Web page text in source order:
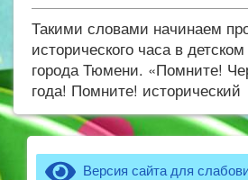
Такими словами начинаем
исторического часа в
города Тюмени. «Помните!
года! Помните! исторический
Версия сайта для